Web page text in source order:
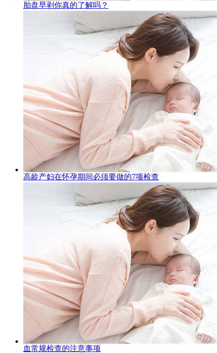
胎盘早剥你真的了解吗？
高龄产妇在怀孕期间必须要做的7项检查
血常规检查的注意事项